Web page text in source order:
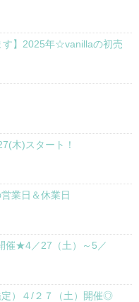
す】2025年☆vanillaの初売
木)スタート！
業日＆休業日
催★4／27（土）～5／
）４/２７（土）開催◎